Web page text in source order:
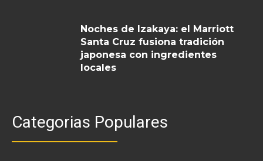
Noches de Izakaya: el Marriott
Santa Cruz fusiona tradición
japonesa con ingredientes
locales
Categorias Populares